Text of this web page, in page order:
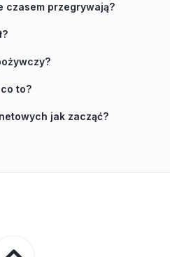
czasem przegrywają?
to?
jak zacząć?